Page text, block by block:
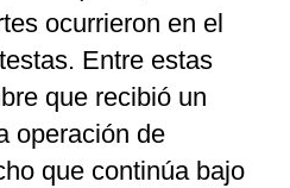
ocurrieron en el
Entre estas
que recibió un
operación de
que continúa bajo